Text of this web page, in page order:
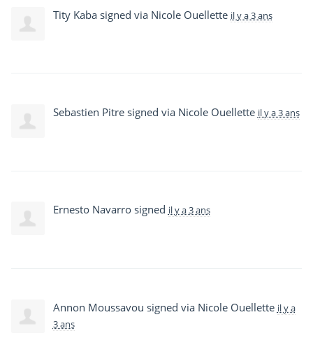
Tity Kabasigned via Nicole Ouellette il y a 3 ans
Sebastien Pitresigned via Nicole Ouellette il y a 3 ans
Ernesto Navarrosigned il y a 3 ans
Annon Moussavou signed via Nicole Ouellette il y a
3 ans